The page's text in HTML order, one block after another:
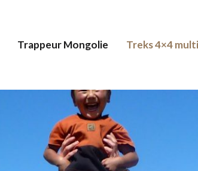
Trappeur Mongolie Treks 4×4